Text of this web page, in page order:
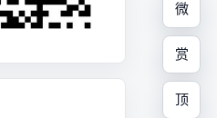
微
赏
顶